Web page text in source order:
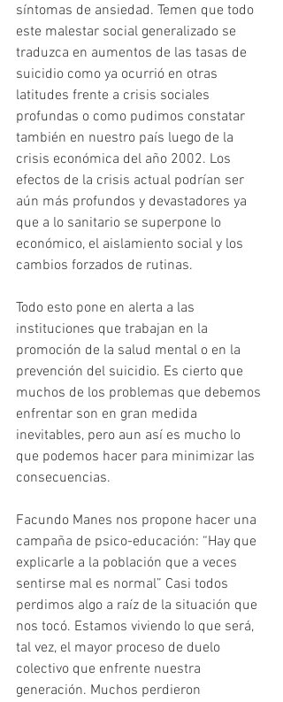
síntomas de ansiedad. Temen que todo
este malestar social generalizado se
traduzca en aumentos de las tasas de
suicidio como ya ocurrió en otras
latitudes frente a crisis sociales
profundas o como pudimos constatar
también en nuestro país luego de la
crisis económica del año 2002. Los
efectos de la crisis actual podrían ser
aún más profundos y devastadores ya
que a lo sanitario se superpone lo
económico, el aislamiento social y los
cambios forzados de rutinas.
Todo esto pone en alerta a las
instituciones que trabajan en la
promoción de la salud mental o en la
prevención del suicidio. Es cierto que
muchos de los problemas que debemos
enfrentar son en gran medida
inevitables, pero aun así es mucho lo
que podemos hacer para minimizar las
consecuencias.
Facundo Manes nos propone hacer una
campaña de psico-educación: “Hay que
explicarle a la población que a veces
sentirse mal es normal” Casi todos
perdimos algo a raíz de la situación que
nos tocó. Estamos viviendo lo que será,
tal vez, el mayor proceso de duelo
colectivo que enfrente nuestra
generación. Muchos perdieron